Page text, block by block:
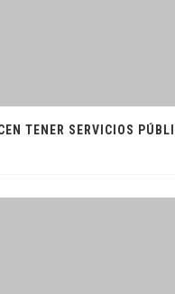
TENER SERVICIOS